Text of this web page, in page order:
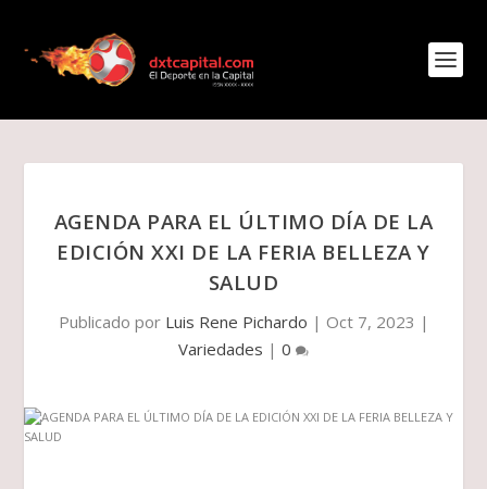
AGENDA PARA EL ÚLTIMO DÍA DE LA
EDICIÓN XXI DE LA FERIA BELLEZA Y
SALUD
Publicado por Luis Rene Pichardo | Oct 7, 2023 |
Variedades | 0